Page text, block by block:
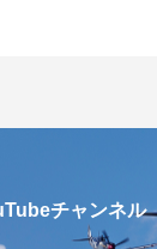
チャンネル